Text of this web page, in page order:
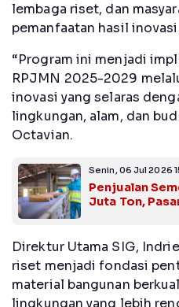
lembaga riset, dan
pemanfaatan hasil
“Program ini menjadi
RPJMN 2025-2029
inovasi yang selaras
lingkungan, alam, dan
Octavian.
Senin, 06 Jul 2026
Penjualan
Juta Ton,
Direktur Utama SIG,
riset menjadi fondasi
material bangunan